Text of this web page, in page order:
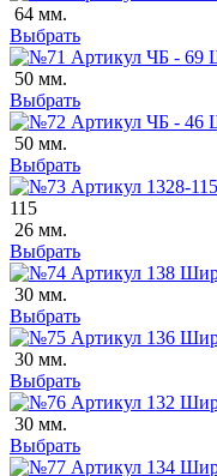
64 мм.
Выбрать
50 мм.
Выбрать
50 мм.
Выбрать
115
26 мм.
Выбрать
30 мм.
Выбрать
30 мм.
Выбрать
30 мм.
Выбрать